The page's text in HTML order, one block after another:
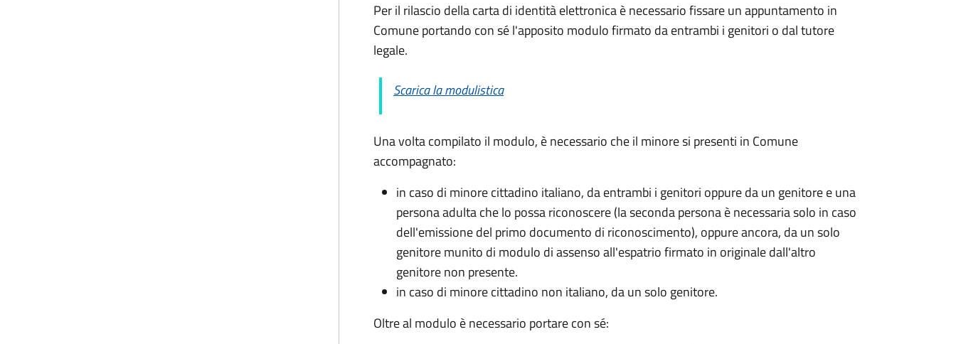
Per il rilascio della carta di identità elettronica è necessario fissare un appuntamento in
Comune portando con sé l'apposito modulo firmato da entrambi i genitori o dal tutore
legale.
Scarica la modulistica
Una volta compilato il modulo, è necessario che il minore si presenti in Comune
accompagnato:
in caso di minore cittadino italiano, da entrambi i genitori oppure da un genitore e una
persona adulta che lo possa riconoscere (la seconda persona è necessaria solo in caso
dell'emissione del primo documento di riconoscimento), oppure ancora, da un solo
genitore munito di modulo di assenso all'espatrio firmato in originale dall'altro
genitore non presente.
in caso di minore cittadino non italiano, da un solo genitore.
Oltre al modulo è necessario portare con sé: